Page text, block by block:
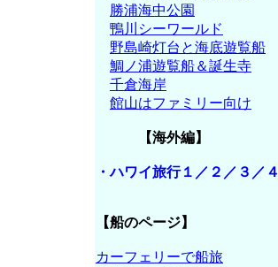
勝浦海中公園
鴨川シーワールド
野島崎灯台と海底遊覧船
鯛ノ浦遊覧船＆誕生寺
千倉海岸
館山はファミリー向け
【海外編】
・ハワイ旅行１／２／３／４
【船のページ】
カーフェリーで船旅